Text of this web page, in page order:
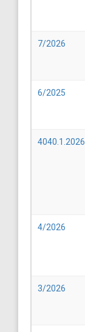
7/2026
6/2025
4040.1.2026
4/2026
3/2026